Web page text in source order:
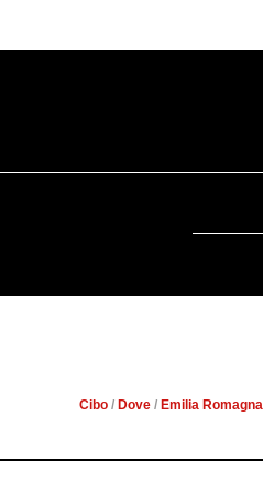
Cibo / Dove / Emilia Romagna